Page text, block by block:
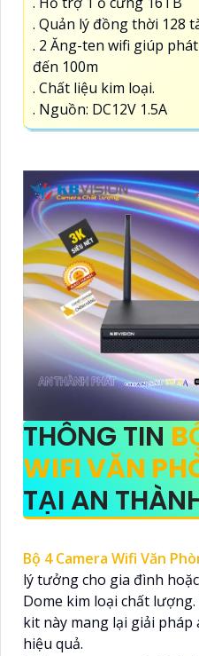
. Quản lý đồng thời 128
. 2 Ăng-ten wifi giúp
đến 100m
. Chất liệu kim loại.
. Nguồn: DC12V 1.5A
THÔNG TIN
WIFI VĂN
TẠI AN
Bộ 4 Camera Wifi Văn
lý tưởng cho gia đình
Dome kim loại chất
kit này mang lại giải pháp
hiệu quả.